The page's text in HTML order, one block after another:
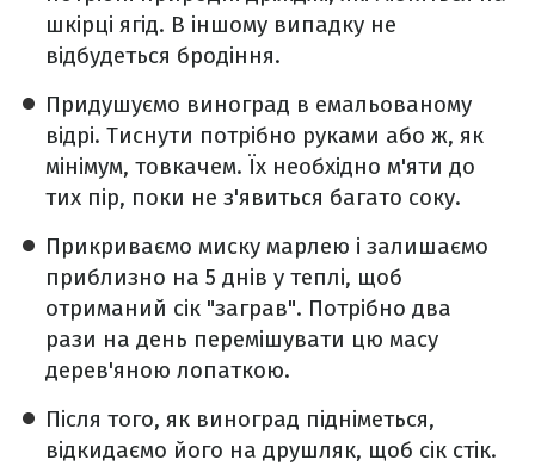
шкірці ягід. В іншому випадку не
відбудеться бродіння.
Придушуємо виноград в емальованому
відрі. Тиснути потрібно руками або ж, як
мінімум, товкачем. Їх необхідно м'яти до
тих пір, поки не з'явиться багато соку.
Прикриваємо миску марлею і залишаємо
приблизно на 5 днів у теплі, щоб
отриманий сік "заграв". Потрібно два
рази на день перемішувати цю масу
дерев'яною лопаткою.
Після того, як виноград підніметься,
відкидаємо його на друшляк, щоб сік стік.